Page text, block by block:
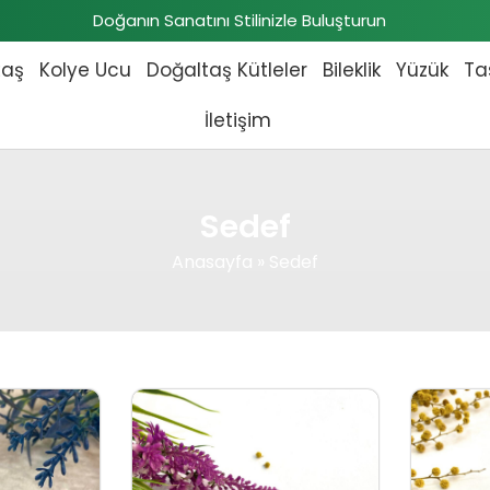
Doğanın Sanatını Stilinizle Buluşturun
Kolye Ucu Doğaltaş Kütleler Bileklik Yüzük
İletişim
₺3.896,00.
Şu andaki fiyat: ₺3.542,00.Orijinal fiyat: ₺2.125,00.
Şu andaki fiyat: ₺1.932,00.